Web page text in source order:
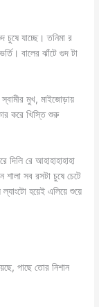
যাচ্ছে। তনিমা র
বালের ঝাঁটে গুদ টা
মুখ, মাইজোড়ায়
করে খিস্তি শুরু
রে আহাহাহাহাহা
সব রসটা চুষে চেটে
ল্যাংটো হয়েই এলিয়ে শুয়ে
পাছে তোর নিশান